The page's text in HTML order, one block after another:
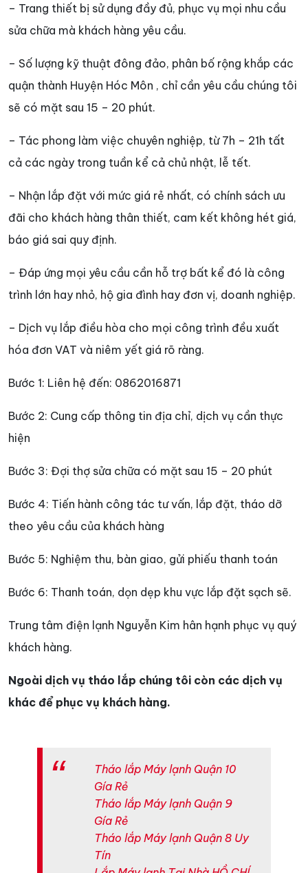
– Trang thiết bị sử dụng đầy đủ, phục vụ mọi nhu cầu
sửa chữa mà khách hàng yêu cầu.
– Số lượng kỹ thuật đông đảo, phân bố rộng khắp các
quận thành Huyện Hóc Môn , chỉ cần yêu cầu chúng tôi
sẽ có mặt sau 15 – 20 phút.
– Tác phong làm việc chuyên nghiệp, từ 7h – 21h tất
cả các ngày trong tuần kể cả chủ nhật, lễ tết.
– Nhận lắp đặt với mức giá rẻ nhất, có chính sách ưu
đãi cho khách hàng thân thiết, cam kết không hét giá,
báo giá sai quy định.
– Đáp ứng mọi yêu cầu cần hỗ trợ bất kể đó là công
trình lớn hay nhỏ, hộ gia đình hay đơn vị, doanh nghiệp.
– Dịch vụ lắp điều hòa cho mọi công trình đều xuất
hóa đơn VAT và niêm yết giá rõ ràng.
Bước 1: Liên hệ đến: 0862016871
Bước 2: Cung cấp thông tin địa chỉ, dịch vụ cần thực
hiện
Bước 3: Đợi thợ sửa chữa có mặt sau 15 – 20 phút
Bước 4: Tiến hành công tác tư vấn, lắp đặt, tháo dỡ
theo yêu cầu của khách hàng
Bước 5: Nghiệm thu, bàn giao, gửi phiếu thanh toán
Bước 6: Thanh toán, dọn dẹp khu vực lắp đặt sạch sẽ.
Trung tâm điện lạnh Nguyễn Kim hân hạnh phục vụ quý
khách hàng.
Ngoài dịch vụ tháo lắp chúng tôi còn các dịch vụ
khác để phục vụ khách hàng.
Tháo lắp Máy lạnh Quận 10
Gía Rẻ
Tháo lắp Máy lạnh Quận 9
Gía Rẻ
Tháo lắp Máy lạnh Quận 8 Uy
Tín